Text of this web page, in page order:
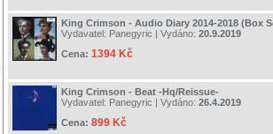
King Crimson - Audio Diary 2014-2018 (Box
Vydavatel: Panegyric | Vydáno: 20.9.2019
Cena: 1394 Kč
King Crimson - Beat -Hq/Reissue-
Vydavatel: Panegyric | Vydáno: 26.4.2019
Cena: 899 Kč